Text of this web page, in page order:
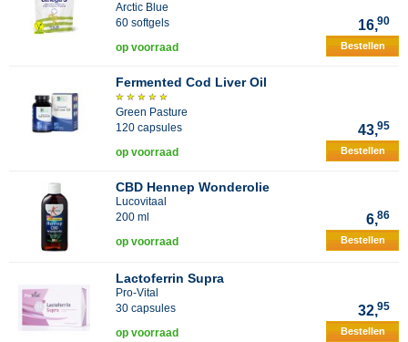
Arctic Blue
60 softgels
16,90
op voorraad Bestellen
Fermented Cod Liver Oil
Green Pasture
120 capsules
43,95
op voorraad Bestellen
CBD Hennep Wonderolie
Lucovitaal
200 ml
6,86
op voorraad Bestellen
Lactoferrin Supra
Pro-Vital
30 capsules
32,95
op voorraad Bestellen